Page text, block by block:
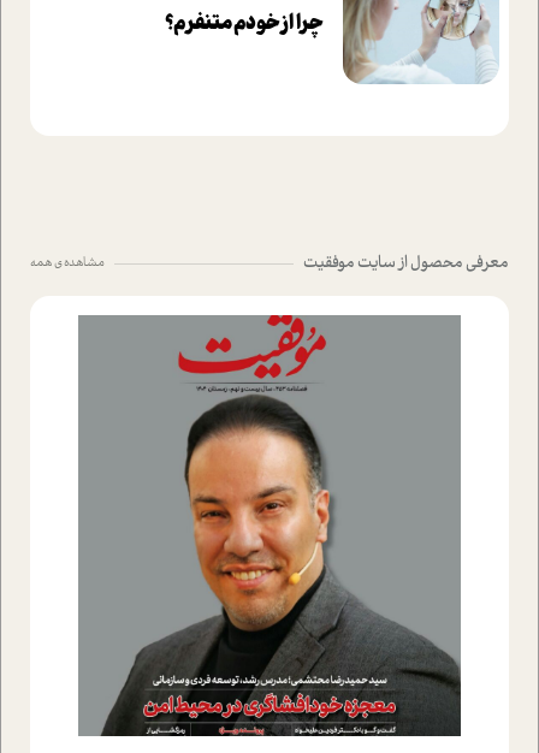
چرا از خودم متنفرم؟
معرفی محصول از سایت موفقیت مشاهده ی همه